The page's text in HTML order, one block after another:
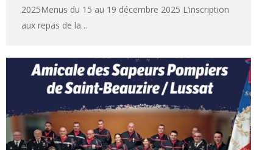
2025Menus du 15 au 19 décembre 2025 L’inscription
aux repas de la…